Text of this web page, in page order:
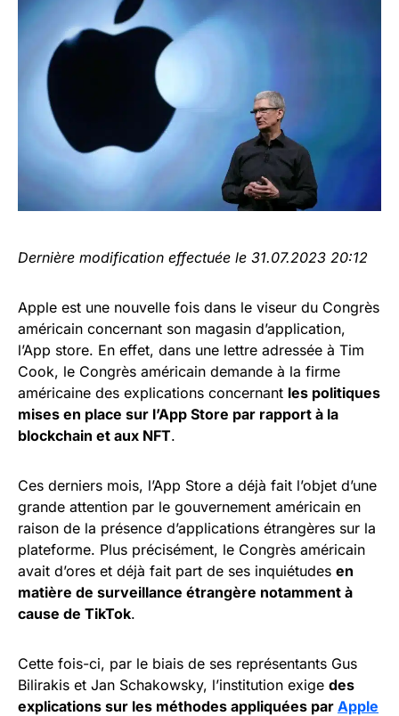
Dernière modification effectuée le 31.07.2023 20:12
Apple est une nouvelle fois dans le viseur du Congrès
américain concernant son magasin d’application,
l’App store. En effet, dans une lettre adressée à Tim
Cook, le Congrès américain demande à la firme
américaine des explications concernant les politiques
mises en place sur l’App Store par rapport à la
blockchain et aux NFT.
Ces derniers mois, l’App Store a déjà fait l’objet d’une
grande attention par le gouvernement américain en
raison de la présence d’applications étrangères sur la
plateforme. Plus précisément, le Congrès américain
avait d’ores et déjà fait part de ses inquiétudes en
matière de surveillance étrangère notamment à
cause de TikTok.
Cette fois-ci, par le biais de ses représentants Gus
Bilirakis et Jan Schakowsky, l’institution exige des
explications sur les méthodes appliquées par Apple